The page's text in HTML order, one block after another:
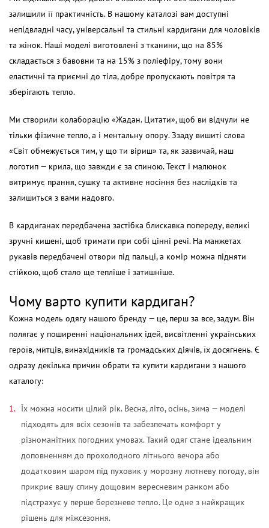
залишили її практичність. В нашому каталозі вам доступні
непідвладні часу, універсальні та стильні кардигани для чоловіків
та жінок. Наші моделі виготовлені з тканини, що на 85%
складається з бавовни та на 15% з поліефіру, тому вони
еластичні та приємні до тіла, добре пропускають повітря та
зберігають тепло.
Ми створили колаборацію «Жадан. Цитати», щоб ви відчули не
тільки фізичне тепло, а і ментальну опору. Ззаду вишиті слова
«Світ обмежується тим, у що ти віриш» та, як зазвичай, наш
логотип — крила, що завжди є за спиною. Текст і малюнок
витримує прання, сушку та активне носіння без наслідків та
залишиться з вами надовго.
В кардиганах передбачена застібка блискавка попереду, великі
зручні кишені, щоб тримати при собі цінні речі. На манжетах
рукавів передбачені отвори під пальці, а комір можна підняти
стійкою, щоб стало ще тепліше і затишніше.
Чому варто купити кардиган?
Кожна модель одягу нашого бренду — це, перш за все, задум. Він
полягає у поширенні національних ідей, висвітленні українських
героїв, митців, винахідників та громадських діячів, їх досягнень. Є
одразу декілька причин обрати та купити кардигани з нашого
каталогу:
Їх можна носити цілий рік. Весна, літо, осінь, зима — моделі
підходять для всіх сезонів та забезпечать комфорт у
різноманітних погодних умовах. Такий одяг стане ідеальним
доповненням до прохолодного літнього вечора або
додатковим шаром під пуховик у морозну лютневу погоду, він
прикриє вашу спину дощовим вересневим ранком або
підстрахує у перше березневе тепло. Це одне з найкращих
рішень для міжсезоння.